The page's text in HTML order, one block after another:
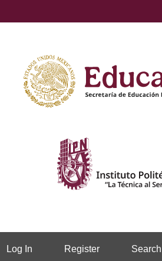
Log In Register Search